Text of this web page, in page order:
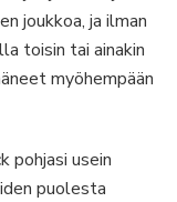
joukkoa, ja ilman
toisin tai ainakin
myöhempään
pohjasi usein
puolesta